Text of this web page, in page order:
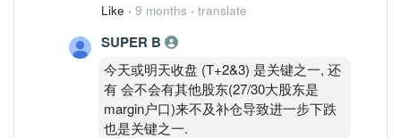
Like · 9 months · translate
SUPER B
今天或明天收盘 (T+2&3) 是关键之一, 还
有 会不会有其他股东(27/30大股东是
margin户口)来不及补仓导致进一步下跌
也是关键之一.